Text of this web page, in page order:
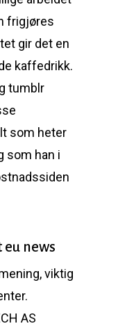
frigjøres
gir det en
kaffedrikk.
tumblr
som heter
som han i
eu news
viktig
AS